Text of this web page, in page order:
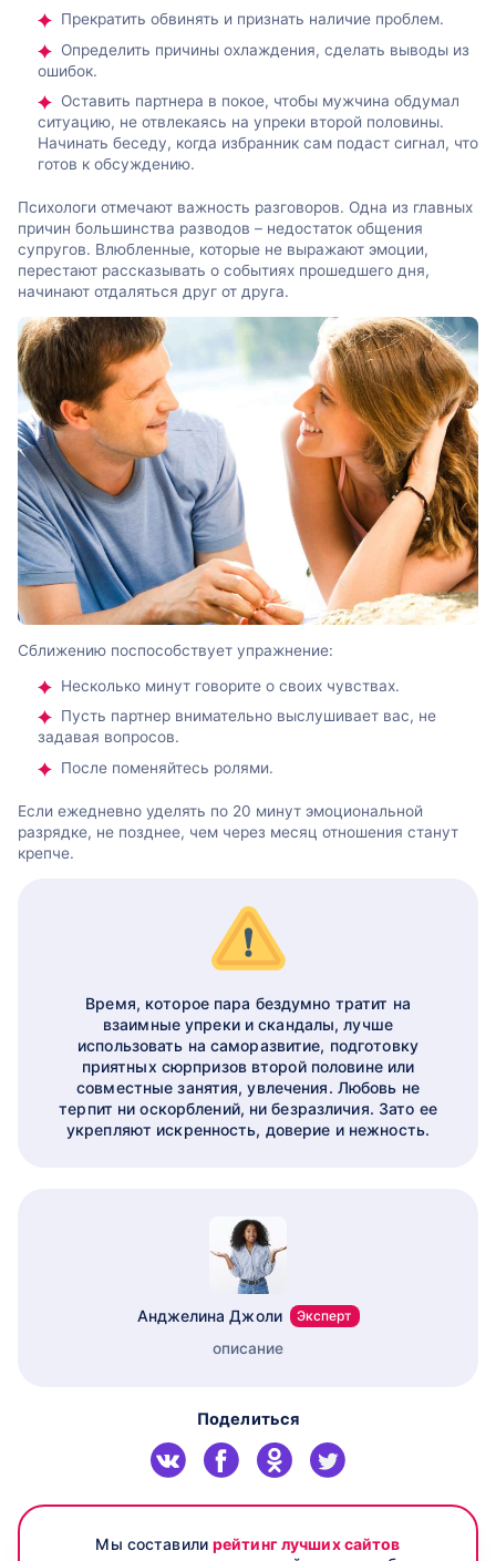
Прекратить обвинять и признать наличие проблем.
Определить причины охлаждения, сделать выводы из
ошибок.
Оставить партнера в покое, чтобы мужчина обдумал
ситуацию, не отвлекаясь на упреки второй половины.
Начинать беседу, когда избранник сам подаст сигнал, что
готов к обсуждению.
Психологи отмечают важность разговоров. Одна из главных
причин большинства разводов – недостаток общения
супругов. Влюбленные, которые не выражают эмоции,
перестают рассказывать о событиях прошедшего дня,
начинают отдаляться друг от друга.
Сближению поспособствует упражнение:
Несколько минут говорите о своих чувствах.
Пусть партнер внимательно выслушивает вас, не
задавая вопросов.
После поменяйтесь ролями.
Если ежедневно уделять по 20 минут эмоциональной
разрядке, не позднее, чем через месяц отношения станут
крепче.
Время, которое пара бездумно тратит на
взаимные упреки и скандалы, лучше
использовать на саморазвитие, подготовку
приятных сюрпризов второй половине или
совместные занятия, увлечения. Любовь не
терпит ни оскорблений, ни безразличия. Зато ее
укрепляют искренность, доверие и нежность.
Анджелина Джоли Эксперт
описание
Поделиться
Мы составилирейтинг лучших сайтов